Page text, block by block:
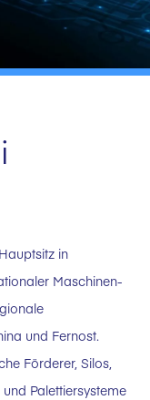
in
Maschinen-
und Fernost.
Förderer, Silos,
Palettiersysteme